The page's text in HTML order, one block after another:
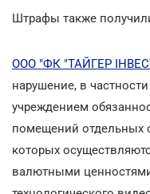
Штрафы также
ООО "ФК "ТАЙГЕР
нарушение, в
учреждением
помещений отдельных
которых
валютными